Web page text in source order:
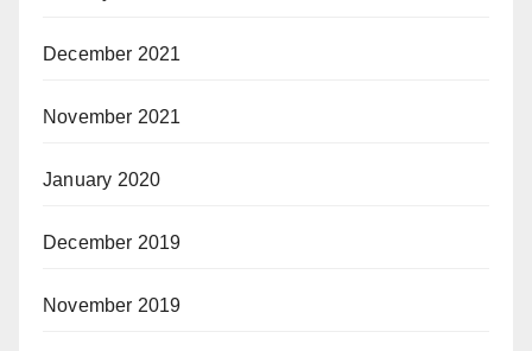
December 2021
November 2021
January 2020
December 2019
November 2019